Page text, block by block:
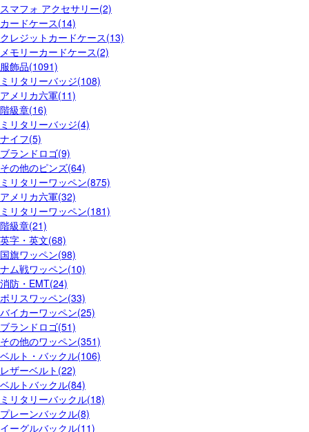
スマフォ アクセサリー(2)
カードケース(14)
クレジットカードケース(13)
メモリーカードケース(2)
服飾品(1091)
ミリタリーバッジ(108)
アメリカ六軍(11)
階級章(16)
ミリタリーバッジ(4)
ナイフ(5)
ブランドロゴ(9)
その他のピンズ(64)
ミリタリーワッペン(875)
アメリカ六軍(32)
ミリタリーワッペン(181)
階級章(21)
英字・英文(68)
国旗ワッペン(98)
ナム戦ワッペン(10)
消防・EMT(24)
ポリスワッペン(33)
バイカーワッペン(25)
ブランドロゴ(51)
その他のワッペン(351)
ベルト・バックル(106)
レザーベルト(22)
ベルトバックル(84)
ミリタリーバックル(18)
プレーンバックル(8)
イーグルバックル(11)